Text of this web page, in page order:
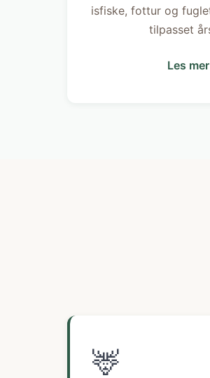
isfiske, fottur og
tilpasset
Les mer
🦌